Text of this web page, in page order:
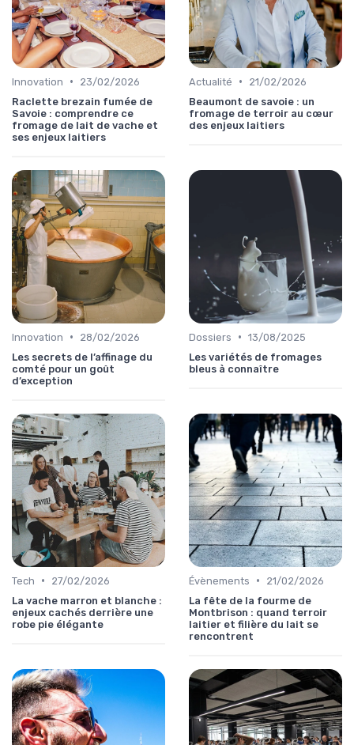
Innovation •
23/02/2026
Raclette brezain fumée de
Savoie : comprendre ce
fromage de lait de vache et
ses enjeux laitiers
Actualité •
21/02/2026
Beaumont de savoie : un
fromage de terroir au cœur
des enjeux laitiers
Innovation •
28/02/2026
Les secrets de l’affinage du
comté pour un goût
d’exception
Dossiers • 13/08/2025
Les variétés de fromages
bleus à connaître
Tech •
27/02/2026
La vache marron et blanche :
enjeux cachés derrière une
robe pie élégante
Évènements •
21/02/2026
La fête de la fourme de
Montbrison : quand terroir
laitier et filière du lait se
rencontrent